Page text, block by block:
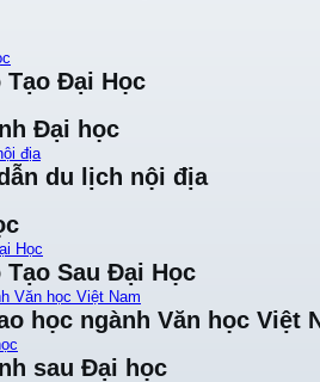
Đại Học
Đại học
địa
du lịch nội địa
Học
Sau Đại Học
Văn học Việt Nam
học ngành Văn học Việt
sau Đại học